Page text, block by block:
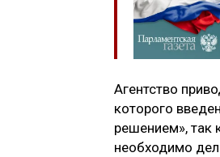
Агентство
которого
решением», так
необходимо